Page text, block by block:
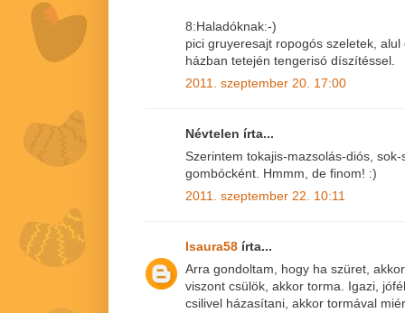
8:Haladóknak:-)
pici gruyeresajt ropogós szeletek,
házban tetején tengerisó díszítéssel.
2011. szeptember 20. 17:00
Névtelen írta...
Szerintem tokajis-mazsolás-diós,
gombócként. Hmmm, de finom! :)
2011. szeptember 22. 10:11
Isaura58 írta...
Arra gondoltam, hogy ha szüret,
viszont csülök, akkor torma. Igazi,
csilivel házasítani, akkor tormával